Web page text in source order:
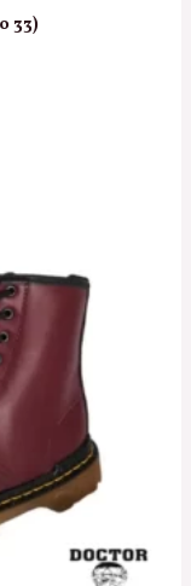
33)